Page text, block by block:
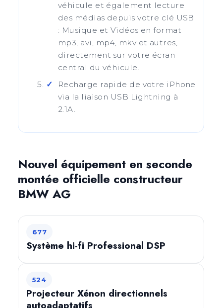
véhicule et également lecture
des médias depuis votre clé USB
: Musique et Vidéos en format
mp3, avi, mp4, mkv et autres,
directement sur votre écran
central du véhicule.
Recharge rapide de votre iPhone
via la liaison USB Lightning à
2.1A.
Nouvel équipement en seconde
montée officielle constructeur
BMW AG
677
Système hi-fi Professional DSP
524
Projecteur Xénon directionnels
autoadaptatifs